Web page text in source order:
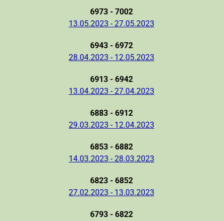
6973 - 7002
13.05.2023 - 27.05.2023
6943 - 6972
28.04.2023 - 12.05.2023
6913 - 6942
13.04.2023 - 27.04.2023
6883 - 6912
29.03.2023 - 12.04.2023
6853 - 6882
14.03.2023 - 28.03.2023
6823 - 6852
27.02.2023 - 13.03.2023
6793 - 6822